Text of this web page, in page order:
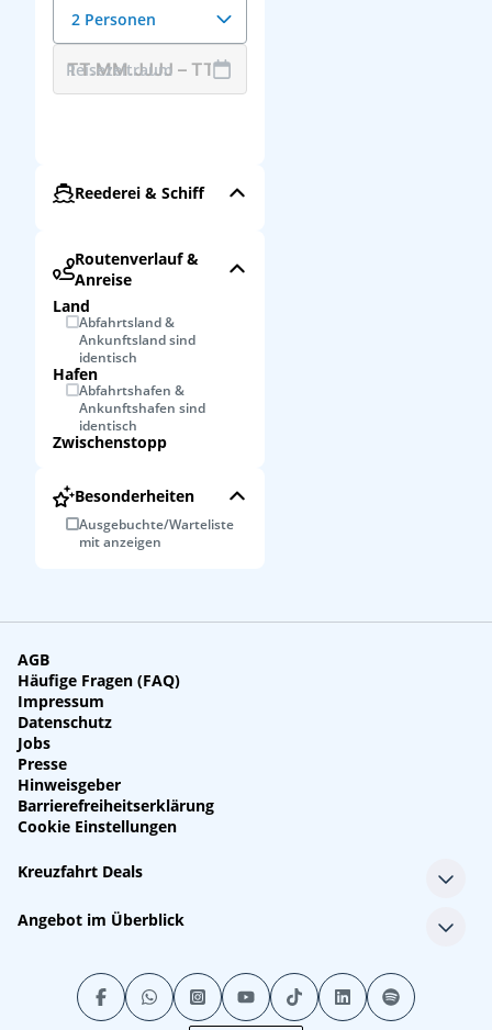
2 Personen
Reisezeitraum
Reederei & Schiff
Routenverlauf &
Anreise
Land
Abfahrtsland &
Ankunftsland sind
identisch
Hafen
Abfahrtshafen &
Ankunftshafen sind
identisch
Zwischenstopp
Besonderheiten
Ausgebuchte/Warteliste
mit anzeigen
AGB
Häufige Fragen (FAQ)
Impressum
Datenschutz
Jobs
Presse
Hinweisgeber
Barrierefreiheitserklärung
Cookie Einstellungen
Kreuzfahrt Deals
Single-Kreuzfahrten
Kreuzfahrt mit Kindern
Minikreuzfahrten
Stornokabinen
Luxuskreuzfahrten
Angebot im Überblick
Alle Schiffe
Alle Reiseziele
Kreuzfahrtpakete